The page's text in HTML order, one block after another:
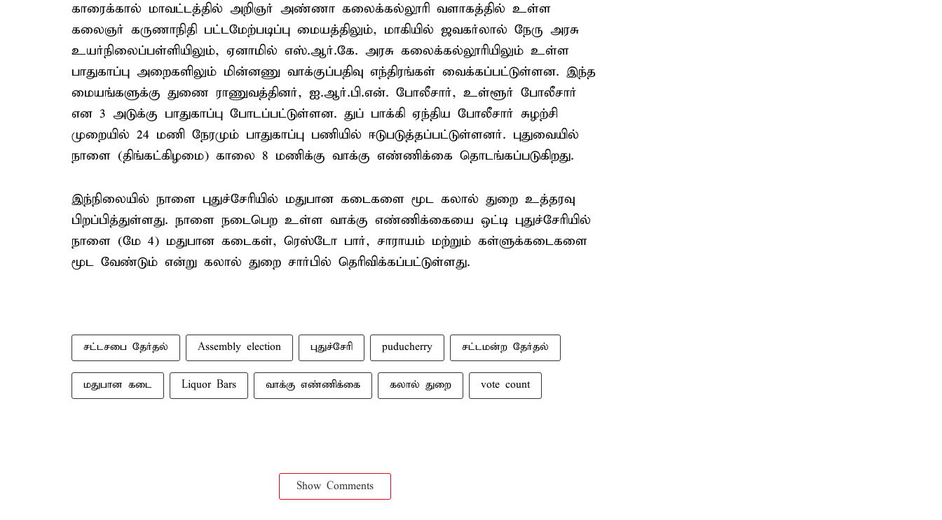
காரைக்கால் மாவட்டத்தில் அறிஞர் அண்ணா கலைக்கல்லூரி வளாகத்தில் உள்ள
கலைஞர் கருணாநிதி பட்டமேற்படிப்பு மையத்திலும், மாகியில் ஜவகர்லால் நேரு அரசு
உயர்நிலைப்பள்ளியிலும், ஏனாமில் எஸ்.ஆர்.கே. அரசு கலைக்கல்லூரியிலும் உள்ள
பாதுகாப்பு அறைகளிலும் மின்னணு வாக்குப்பதிவு எந்திரங்கள் வைக்கப்பட்டுள்ளன. இந்த
மையங்களுக்கு துணை ராணுவத்தினர், ஐ.ஆர்.பி.என். போலீசார், உள்ளூர் போலீசார்
என 3 அடுக்கு பாதுகாப்பு போடப்பட்டுள்ளன. துப் பாக்கி ஏந்திய போலீசார் சுழற்சி
முறையில் 24 மணி நேரமும் பாதுகாப்பு பணியில் ஈடுபடுத்தப்பட்டுள்ளனர். புதுவையில்
நாளை (திங்கட்கிழமை) காலை 8 மணிக்கு வாக்கு எண்ணிக்கை தொடங்கப்படுகிறது.
இந்நிலையில் நாளை புதுச்சேரியில் மதுபான கடைகளை மூட கலால் துறை உத்தரவு
பிறப்பித்துள்ளது. நாளை நடைபெற உள்ள வாக்கு எண்ணிக்கையை ஒட்டி புதுச்சேரியில்
நாளை (மே 4) மதுபான கடைகள், ரெஸ்டோ பார், சாராயம் மற்றும் கள்ளுக்கடைகளை
மூட வேண்டும் என்று கலால் துறை சார்பில் தெரிவிக்கப்பட்டுள்ளது.
சட்டசபை தேர்தல் Assembly election புதுச்சேரி puducherry சட்டமன்ற தேர்தல்
மதுபான கடை Liquor Bars வாக்கு எண்ணிக்கை கலால் துறை vote count
Show Comments